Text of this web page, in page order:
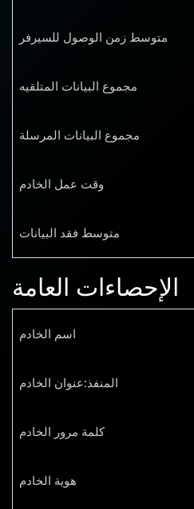
متوسط زمن الوصول للسيرفر
مجموع البيانات المتلقيه
مجموع البيانات المرسلة
وقت عمل الخادم
متوسط فقد البيانات
الإحصاءات العامة
اسم الخادم
المنفذ:عنوان الخادم
كلمة مرور الخادم
هوية الخادم